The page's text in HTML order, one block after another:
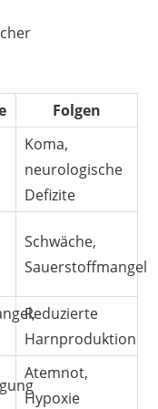
Folgen
Koma,
neurologische
Defizite
Schwäche,
Sauerstoffmangel
Reduzierte
Harnproduktion
Atemnot,
Hypoxie